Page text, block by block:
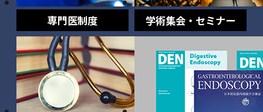
専門医制度 学術集会・セミナー